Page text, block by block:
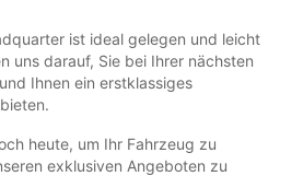
ist ideal gelegen und leicht
uns darauf, Sie bei Ihrer nächsten
Ihnen ein erstklassiges
heute, um Ihr Fahrzeug zu
exklusiven Angeboten zu